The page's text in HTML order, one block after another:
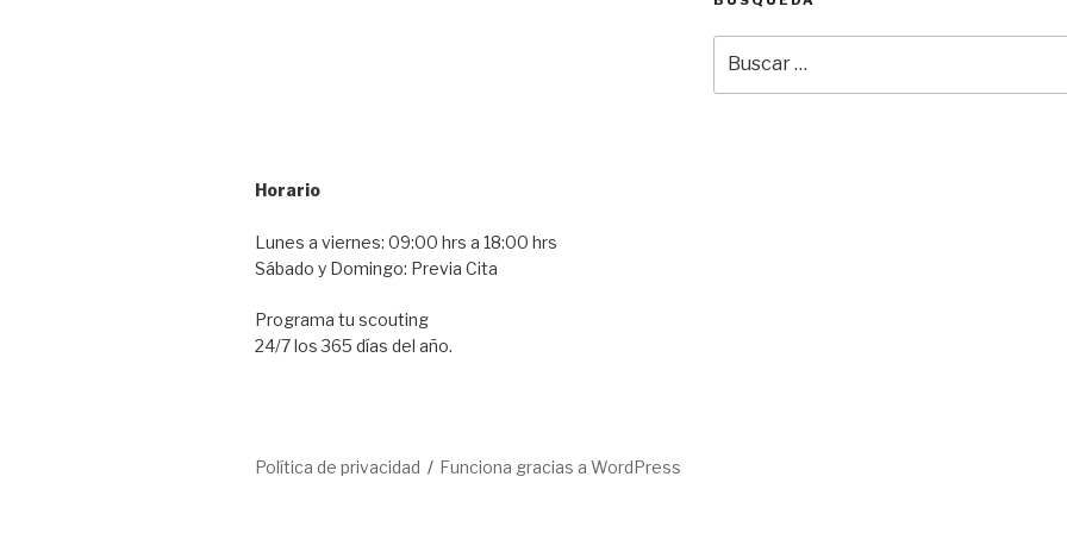
Horario
Lunes a viernes: 09:00 hrs a 18:00 hrs
Sábado y Domingo: Previa Cita
Programa tu scouting
24/7 los 365 días del año.
por:
Política de privacidad Funciona gracias a WordPress